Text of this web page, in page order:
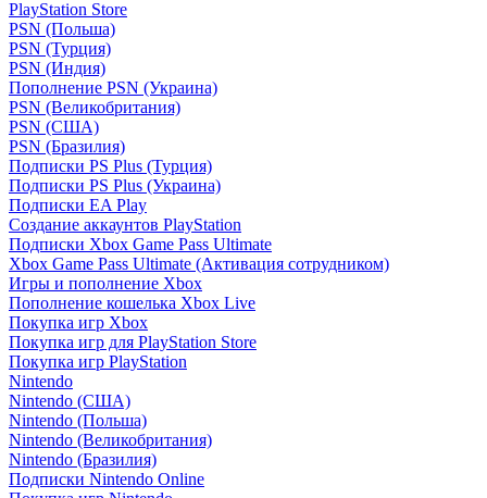
PlayStation Store
PSN (Польша)
PSN (Турция)
PSN (Индия)
Пополнение PSN (Украина)
PSN (Великобритания)
PSN (США)
PSN (Бразилия)
Подписки PS Plus (Турция)
Подписки PS Plus (Украина)
Подписки EA Play
Создание аккаунтов PlayStation
Подписки Xbox Game Pass Ultimate
Xbox Game Pass Ultimate (Активация сотрудником)
Игры и пополнение Xbox
Пополнение кошелька Xbox Live
Покупка игр Xbox
Покупка игр для PlayStation Store
Покупка игр PlayStation
Nintendo
Nintendo (США)
Nintendo (Польша)
Nintendo (Великобритания)
Nintendo (Бразилия)
Подписки Nintendo Online